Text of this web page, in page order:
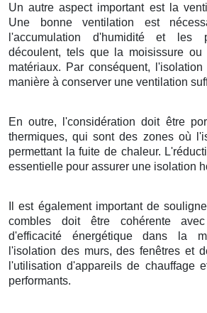
Un autre aspect important est la
Une bonne ventilation est
l'accumulation d'humidité et les
découlent, tels que la moisissure ou
matériaux. Par conséquent,
manière à conserver une ventilation
En outre, l'considération doit être
thermiques, qui sont des zones où
permettant la fuite de chaleur.
essentielle pour assurer une isolation
Il est également important de
combles doit être cohérente
d'efficacité énergétique dans la
l'isolation des murs, des fenêtres et
l'utilisation d'appareils de chauffage
performants.